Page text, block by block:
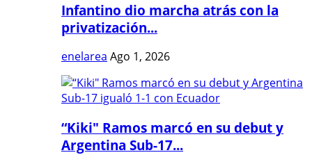
Infantino dio marcha atrás con la
privatización...
enelarea Ago 1, 2026
“Kiki" Ramos marcó en su debut y
Argentina Sub-17...